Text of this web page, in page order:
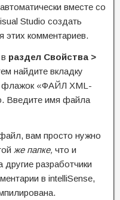
вместе со
Studio создать
этих комментариев.
раздел Свойства >
найдите вкладку
флажок «ФАЙЛ XML-
Введите имя файла
вам просто нужно
же папке, что и
разработчики
в intelliSense,